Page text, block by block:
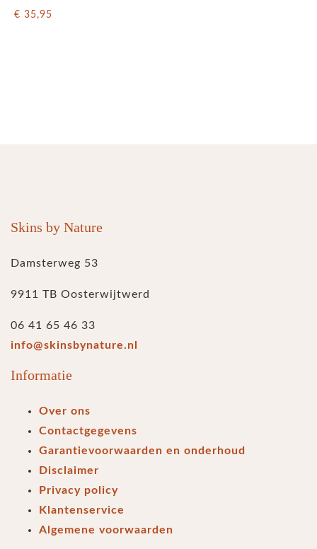
€ 35,95
Skins by Nature
Damsterweg 53
9911 TB Oosterwijtwerd
06 41 65 46 33
info@skinsbynature.nl
Informatie
Over ons
Contactgegevens
Garantievoorwaarden en onderhoud
Disclaimer
Privacy policy
Klantenservice
Algemene voorwaarden